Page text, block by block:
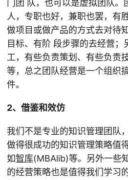
门团 队，也可以是虚拟团队。
人，专职也好，兼职也罢，有
做项目或做产品的方式去对待
目标、有阶 段步骤的去经营；
工，有些负责策划、有些负责
等，总之团队经营是一个组织
件。
2、借鉴和效仿
我们不是专业的知识管理团队
做得很成功的知识管理策略值
如智库(MBAlib)等。另外一些
的经营策略也是值得我们学习